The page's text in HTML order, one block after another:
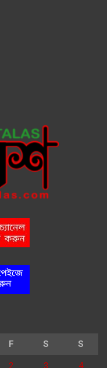
F S S